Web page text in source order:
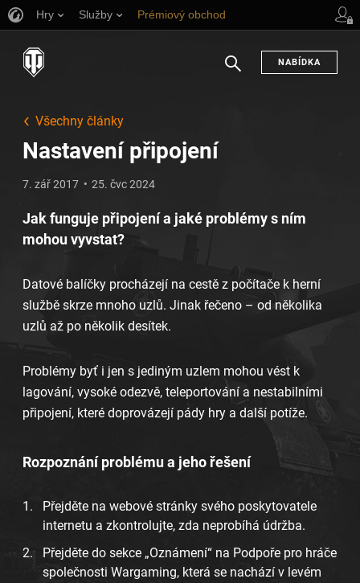
Hry Služby Prémiový obchod
NABÍDKA
Všechny články
Nastavení připojení
7. zář 2017 25. čvc 2024
Jak funguje připojení a jaké problémy s ním
mohou vyvstat?
Datové balíčky procházejí na cestě z počítače k herní
službě skrze mnoho uzlů. Jinak řečeno – od několika
uzlů až po několik desítek.
Problémy byť i jen s jediným uzlem mohou vést k
lagování, vysoké odezvě, teleportování a nestabilními
připojení, které doprovázejí pády hry a další potíže.
Rozpoznání problému a jeho řešení
Přejděte na webové stránky svého poskytovatele
internetu a zkontrolujte, zda neprobíhá údržba.
Přejděte do sekce „Oznámení“ na Podpoře pro hráče
společnosti Wargaming, která se nachází v levém